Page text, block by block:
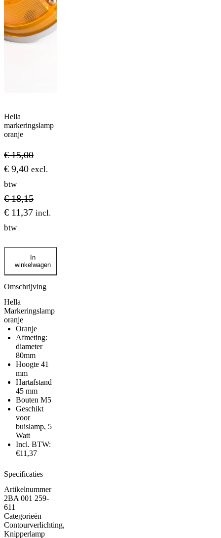
Hella
markeringslamp
oranje
€15,00
€ 9,40 excl.
btw
€18,15
€ 11,37 incl.
btw
Hella
markeringslamp
oranje
aantal
In
winkelwagen
Omschrijving
Hella
Markeringslamp
oranje
Oranje
Afmeting:
diameter
80mm
Hoogte 41
mm
Hartafstand
45 mm
Bouten M5
Geschikt
voor
buislamp, 5
Watt
Incl. BTW:
€11,37
Specificaties
Artikelnummer
2BA 001 259-
611
Categorieën
Contourverlichting,
Knipperlamp